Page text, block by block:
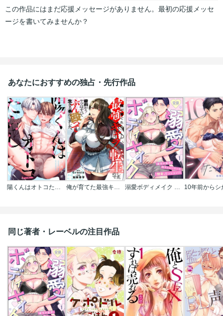
この作品にはまだ応援メッセージがありません。最初の応援メッセ
ージを書いてみませんか？
あなたにおすすめの独占・先行作品
陽くんはオトコたらし 俺が育てた最強キャラに転生したので、歯向かうヤツはすべてぶん殴って生きる事にしました。 溺愛ボディメイク ～ぽちゃ女子､年下トレーナーと｢開発｣セッション!?～(分冊版)
同じ著者・レーベルの注目作品